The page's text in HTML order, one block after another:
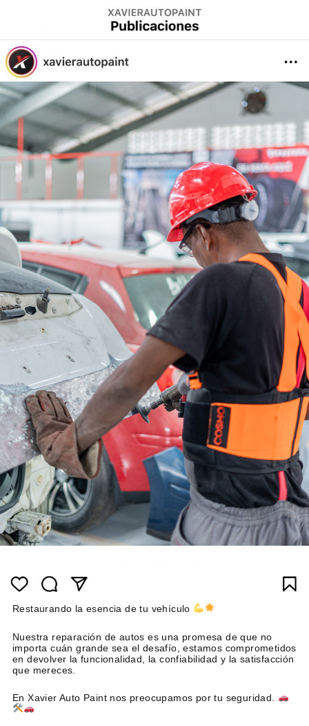
Restaurando la esencia de tu vehículo
Nuestra reparación de autos es una promesa de que no
importa cuán grande sea el desafío, estamos comprometidos
en devolver la funcionalidad, la confiabilidad y la satisfacción
que mereces.
En Xavier Auto Paint nos preocupamos por tu seguridad.